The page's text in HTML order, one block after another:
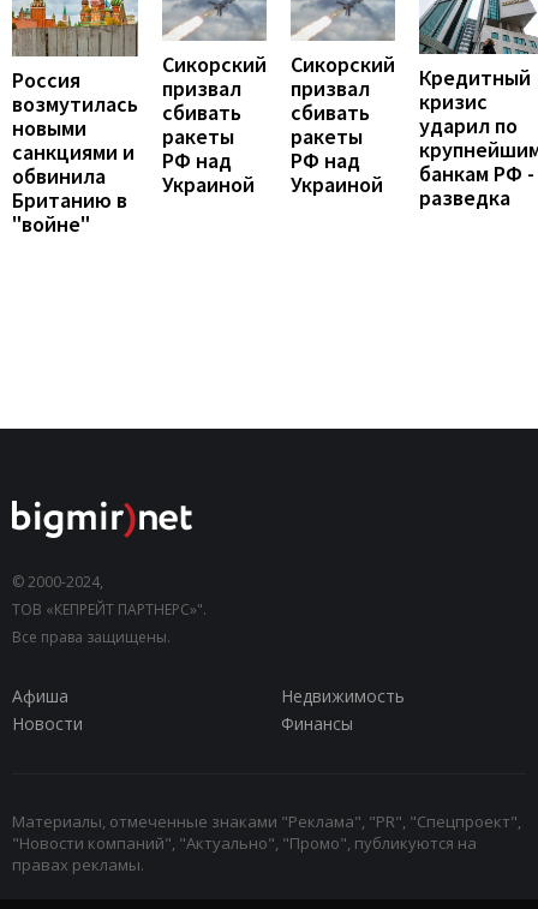
Россия
возмутилась
новыми
санкциями и
обвинила
Британию в
"войне"
Сикорский
призвал
сбивать
ракеты
РФ над
Украиной
Сикорский
призвал
сбивать
ракеты
РФ над
Украиной
Кредитный
кризис
ударил по
банкам РФ -
разведка
© 2000-2024,
ТОВ «КЕПРЕЙТ ПАРТНЕРС»".
Все права защищены.
Афиша
Недвижимость
Новости
Финансы
Материалы, отмеченные знаками "Реклама", "PR", "Спецпроект",
"Новости компаний", "Актуально", "Промо", публикуются на
правах рекламы.